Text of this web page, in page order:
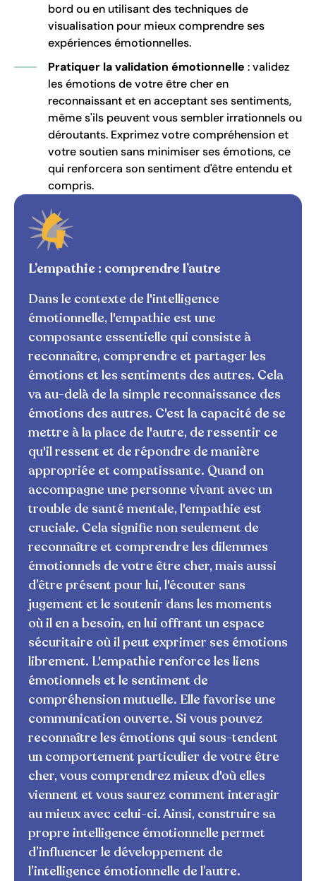
bord ou en utilisant des techniques de
visualisation pour mieux comprendre ses
expériences émotionnelles.
Pratiquer la validation émotionnelle : validez
les émotions de votre être cher en
reconnaissant et en acceptant ses sentiments,
même s'ils peuvent vous sembler irrationnels ou
déroutants. Exprimez votre compréhension et
votre soutien sans minimiser ses émotions, ce
qui renforcera son sentiment d'être entendu et
compris.
L’empathie : comprendre l’autre
Dans le contexte de l'intelligence
émotionnelle, l'empathie est une
composante essentielle qui consiste à
reconnaître, comprendre et partager les
émotions et les sentiments des autres. Cela
va au-delà de la simple reconnaissance des
émotions des autres. C'est la capacité de se
mettre à la place de l'autre, de ressentir ce
qu'il ressent et de répondre de manière
appropriée et compatissante. Quand on
accompagne une personne vivant avec un
trouble de santé mentale, l'empathie est
cruciale. Cela signifie non seulement de
reconnaître et comprendre les dilemmes
émotionnels de votre être cher, mais aussi
d’être présent pour lui, l'écouter sans
jugement et le soutenir dans les moments
où il en a besoin, en lui offrant un espace
sécuritaire où il peut exprimer ses émotions
librement. L'empathie renforce les liens
émotionnels et le sentiment de
compréhension mutuelle. Elle favorise une
communication ouverte. Si vous pouvez
reconnaître les émotions qui sous-tendent
un comportement particulier de votre être
cher, vous comprendrez mieux d'où elles
viennent et vous saurez comment interagir
au mieux avec celui-ci. Ainsi, construire sa
propre intelligence émotionnelle permet
d’influencer le développement de
l’intelligence émotionnelle de l’autre.